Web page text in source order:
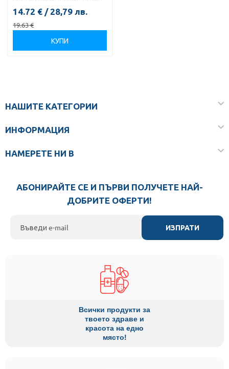
14.72 € / 28,79 лв.
19.63€
КУПИ
НАШИТЕ КАТЕГОРИИ
ИНФОРМАЦИЯ
НАМЕРЕТЕ НИ В
АБОНИРАЙТЕ СЕ И ПЪРВИ ПОЛУЧЕТЕ НАЙ-
ДОБРИТЕ ОФЕРТИ!
ИЗПРАТИ
Всички продукти за
твоето здраве и
красота на едно
място!